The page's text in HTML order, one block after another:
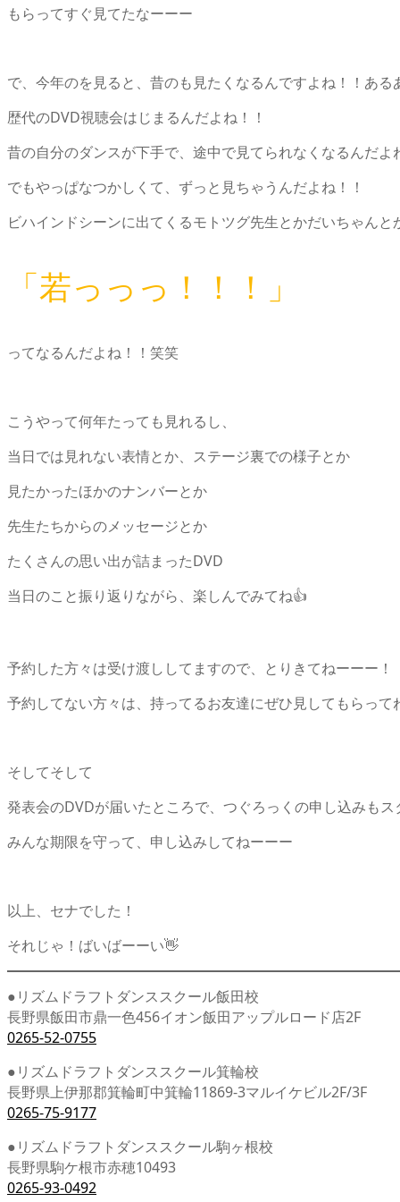
もらってすぐ見てたなーーー
で、今年のを見ると、昔のも見たくなるんですよね！！ある
歴代のDVD視聴会はじまるんだよね！！
昔の自分のダンスが下手で、途中で見てられなくなるんだよ
でもやっぱなつかしくて、ずっと見ちゃうんだよね！！
ビハインドシーンに出てくるモトツグ先生とかだいちゃんと
「若っっっ！！！」
ってなるんだよね！！笑笑
こうやって何年たっても見れるし、
当日では見れない表情とか、ステージ裏での様子とか
見たかったほかのナンバーとか
先生たちからのメッセージとか
たくさんの思い出が詰まったDVD
当日のこと振り返りながら、楽しんでみてね👍
予約した方々は受け渡ししてますので、とりきてねーーー！
予約してない方々は、持ってるお友達にぜひ見してもらって
そしてそして
発表会のDVDが届いたところで、つぐろっくの申し込みもス
みんな期限を守って、申し込みしてねーーー
以上、セナでした！
それじゃ！ばいばーーい👋
●リズムドラフトダンススクール飯田校
長野県飯田市鼎一色456イオン飯田アップルロード店2F
0265-52-0755
●リズムドラフトダンススクール箕輪校
長野県上伊那郡箕輪町中箕輪11869-3マルイケビル2F/3F
0265-75-9177
●リズムドラフトダンススクール駒ヶ根校
長野県駒ケ根市赤穂10493
0265-93-0492